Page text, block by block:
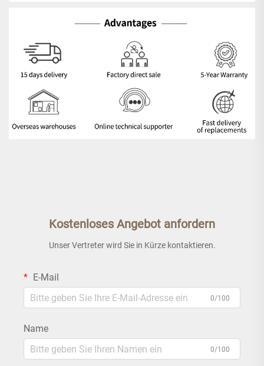
Kostenloses Angebot anfordern
Unser Vertreter wird Sie in Kürze kontaktieren.
E-Mail
0/100
Name
0/100